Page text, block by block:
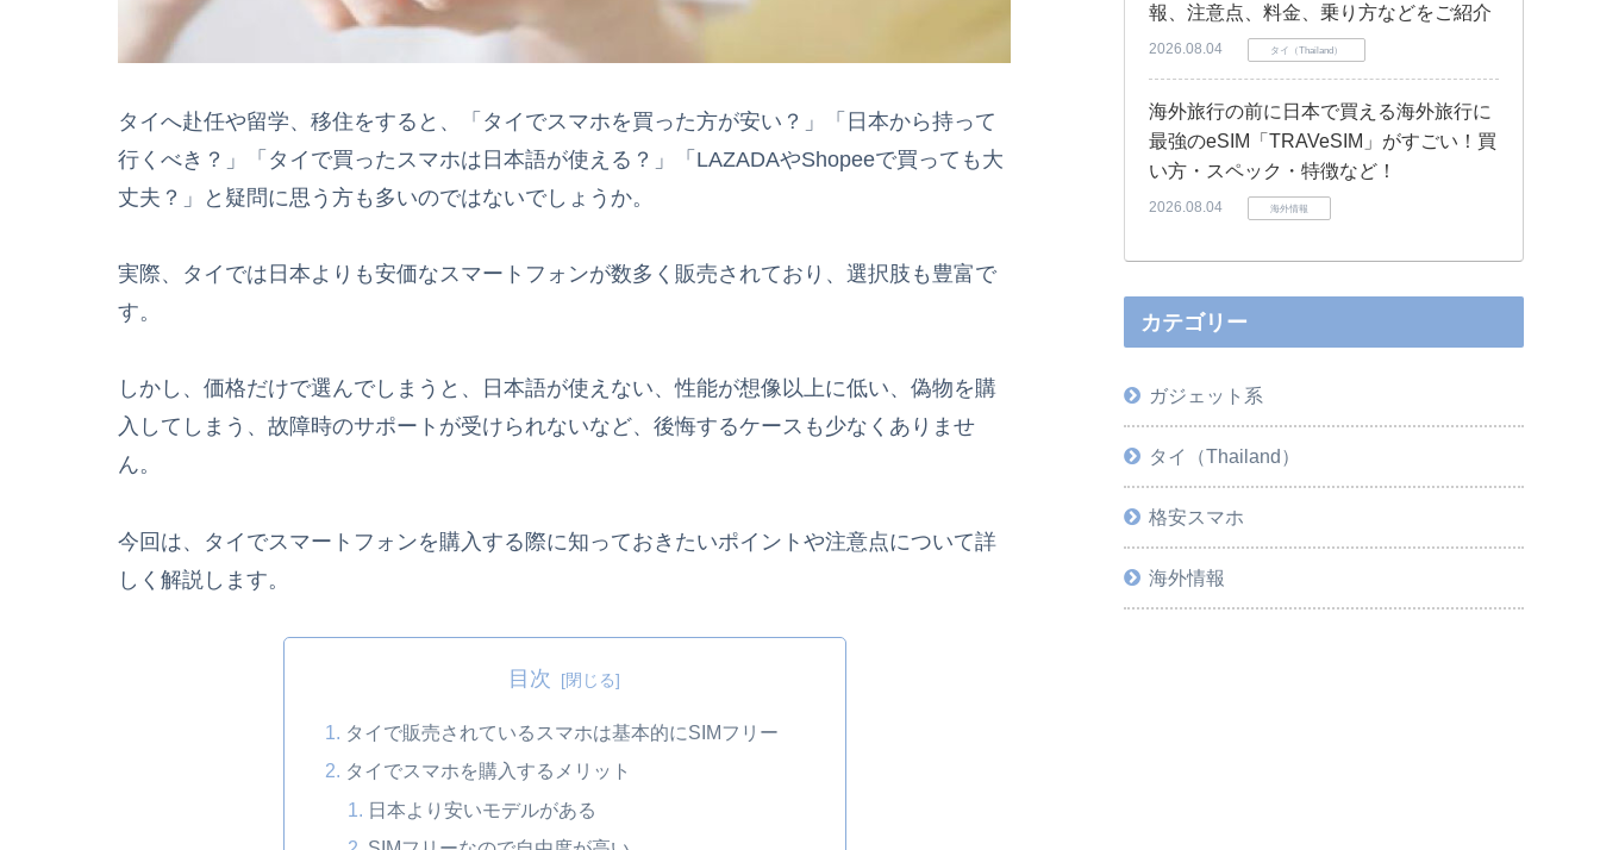
タイへ赴任や留学、移住をすると、「タイでスマホを買った方が安い？」「日本から持って
行くべき？」「タイで買ったスマホは日本語が使える？」「LAZADAやShopeeで買っても大
丈夫？」と疑問に思う方も多いのではないでしょうか。
実際、タイでは日本よりも安価なスマートフォンが数多く販売されており、選択肢も豊富で
す。
しかし、価格だけで選んでしまうと、日本語が使えない、性能が想像以上に低い、偽物を購
入してしまう、故障時のサポートが受けられないなど、後悔するケースも少なくありませ
ん。
今回は、タイでスマートフォンを購入する際に知っておきたいポイントや注意点について詳
しく解説します。
目次
タイで販売されているスマホは基本的にSIMフリー
タイでスマホを購入するメリット
日本より安いモデルがある
報、注意点、料金、乗り方などをご紹介
2026.08.04 タイ（Thailand）
海外旅行の前に日本で買える海外旅行に
最強のeSIM「TRAVeSIM」がすごい！買
い方・スペック・特徴など！
2026.08.04 海外情報
カテゴリー
ガジェット系
タイ（Thailand）
格安スマホ
海外情報